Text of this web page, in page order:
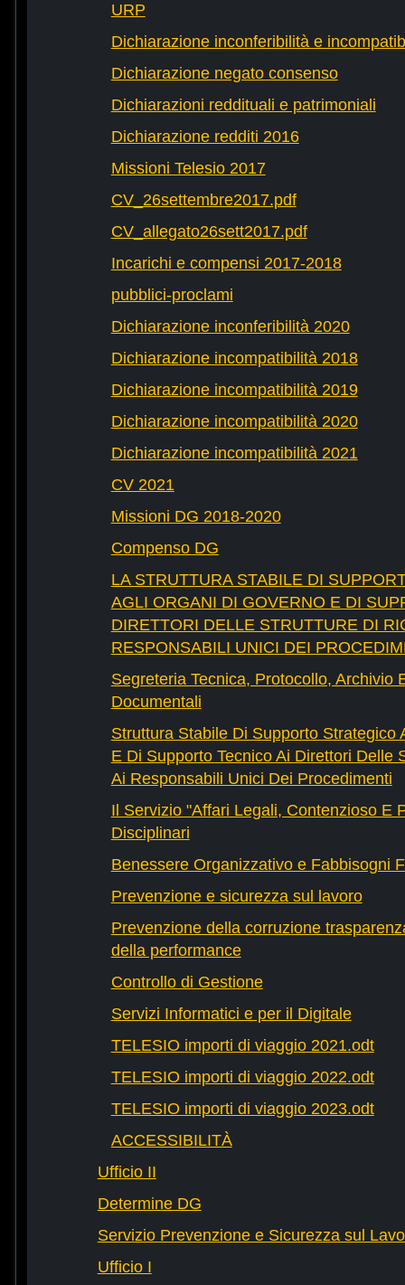
URP
Dichiarazione inconferibilità e
Dichiarazione negato consenso
Dichiarazioni reddituali e patrimoniali
Dichiarazione redditi 2016
Missioni Telesio 2017
CV_26settembre2017.pdf
CV_allegato26sett2017.pdf
Incarichi e compensi 2017-2018
pubblici-proclami
Dichiarazione inconferibilità 2020
Dichiarazione incompatibilità 2018
Dichiarazione incompatibilità 2019
Dichiarazione incompatibilità 2020
Dichiarazione incompatibilità 2021
CV 2021
Missioni DG 2018-2020
Compenso DG
LA STRUTTURA STABILE DI
AGLI ORGANI DI GOVERNO E DI
DIRETTORI DELLE STRUTTURE DI
RESPONSABILI UNICI DEI
Segreteria Tecnica, Protocollo, Archivio
Documentali
Struttura Stabile Di Supporto Strategico
E Di Supporto Tecnico Ai Direttori Delle
Ai Responsabili Unici Dei Procedimenti
Il Servizio "Affari Legali, Contenzioso E
Disciplinari
Benessere Organizzativo e Fabbisogni
Prevenzione e sicurezza sul lavoro
Prevenzione della corruzione
della performance
Controllo di Gestione
Servizi Informatici e per il Digitale
TELESIO importi di viaggio 2021.odt
TELESIO importi di viaggio 2022.odt
TELESIO importi di viaggio 2023.odt
ACCESSIBILITÀ
Ufficio II
Determine DG
Servizio Prevenzione e Sicurezza sul
Ufficio I